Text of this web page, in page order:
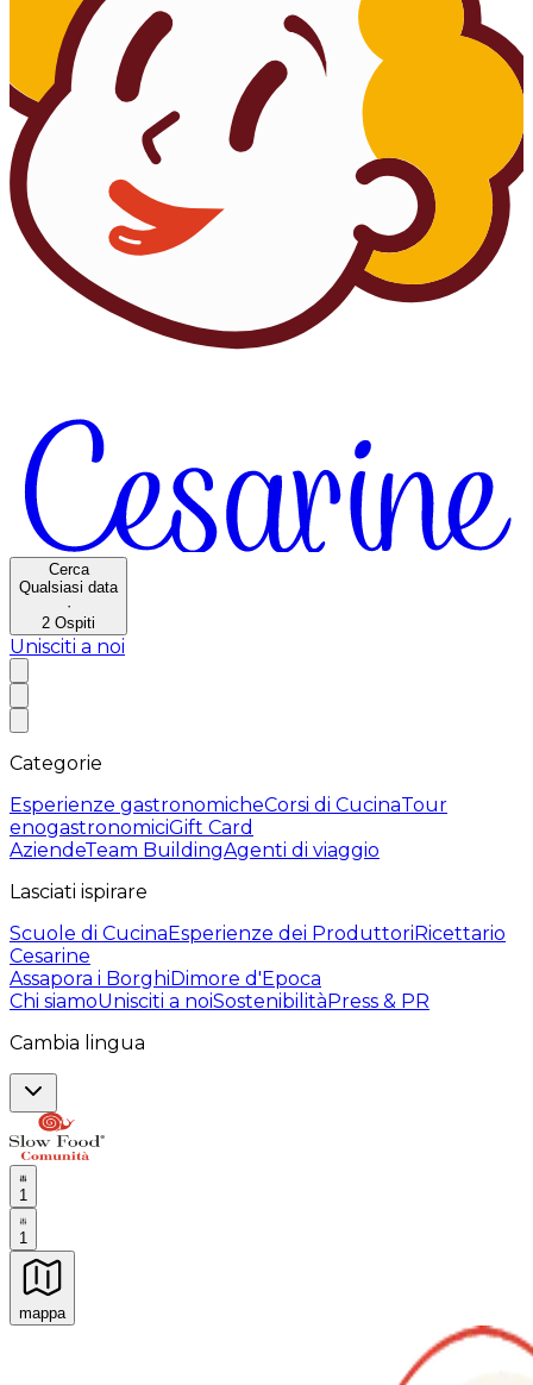
Cerca
Qualsiasi data
·
2 Ospiti
Unisciti a noi
Categorie
Esperienze gastronomicheCorsi di CucinaTour
enogastronomiciGift Card
AziendeTeam BuildingAgenti di viaggio
Lasciati ispirare
Scuole di CucinaEsperienze dei ProduttoriRicettario
Cesarine
Assapora i BorghiDimore d'Epoca
Chi siamoUnisciti a noiSostenibilitàPress & PR
Cambia lingua
1
1
mappa
Esperienze culinarie indimenticabili: Esperienze